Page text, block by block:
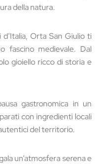
della natura.
Orta San Giulio ti
fascino medievale. Dal
gioiello ricco di storia e
gastronomica in un
con ingredienti locali
del territorio.
un’atmosfera serena e